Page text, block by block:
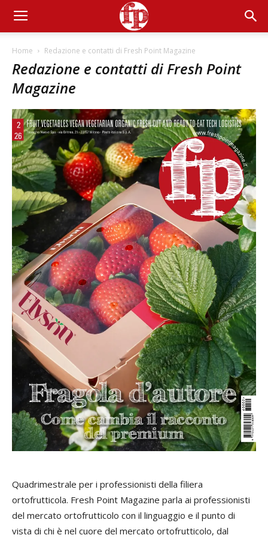
Home Redazione e contatti di Fresh Point Magazine
Redazione e contatti di Fresh Point
Magazine
Quadrimestrale per i professionisti della filiera
ortofrutticola. Fresh Point Magazine parla ai professionisti
del mercato ortofrutticolo con il linguaggio e il punto di
vista di chi è nel cuore del mercato ortofrutticolo, dal